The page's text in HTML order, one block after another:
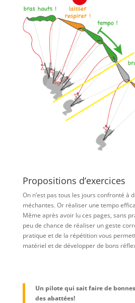
Propositions d’exercices
On n’est pas tous les jours confronté à
méchantes. Or réaliser une tempo
Même après avoir lu ces pages, sans
peu de chance de réaliser un geste
pratique et de la répétition vous
matériel et de développer de bons
Un pilote qui sait faire de
des abattées!